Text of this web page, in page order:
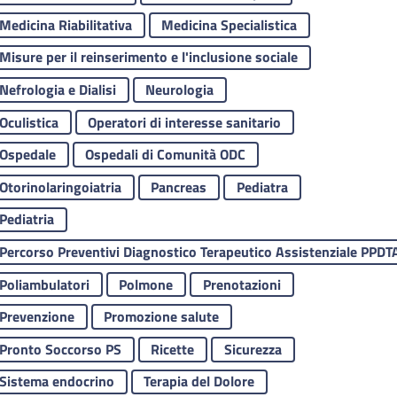
Medicina Riabilitativa
Medicina Specialistica
Misure per il reinserimento e l'inclusione sociale
Nefrologia e Dialisi
Neurologia
Oculistica
Operatori di interesse sanitario
Ospedale
Ospedali di Comunità ODC
Otorinolaringoiatria
Pancreas
Pediatra
Pediatria
Percorso Preventivi Diagnostico Terapeutico Assistenziale
Poliambulatori
Polmone
Prenotazioni
Prevenzione
Promozione salute
Pronto Soccorso PS
Ricette
Sicurezza
Sistema endocrino
Terapia del Dolore